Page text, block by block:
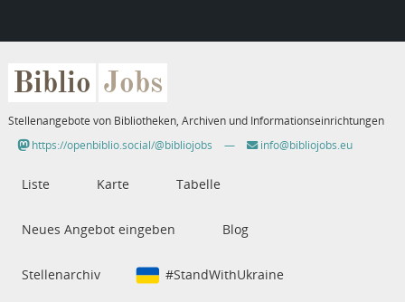
Biblio Jobs
Stellenangebote von Bibliotheken, Archiven und Informationseinrichtungen
https://openbiblio.social/@bibliojobs
— info@bibliojobs.eu
Liste Karte Tabelle
Neues Angebot eingeben Blog
Stellenarchiv #StandWithUkraine